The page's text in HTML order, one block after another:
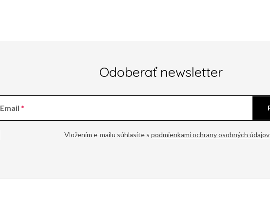
Odoberať newsletter
Email
Vložením e-mailu súhlasíte s podmienkami ochrany osobných údajov